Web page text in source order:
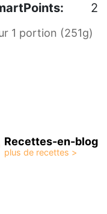
2
1 portion (251g)
Recettes-en-blog